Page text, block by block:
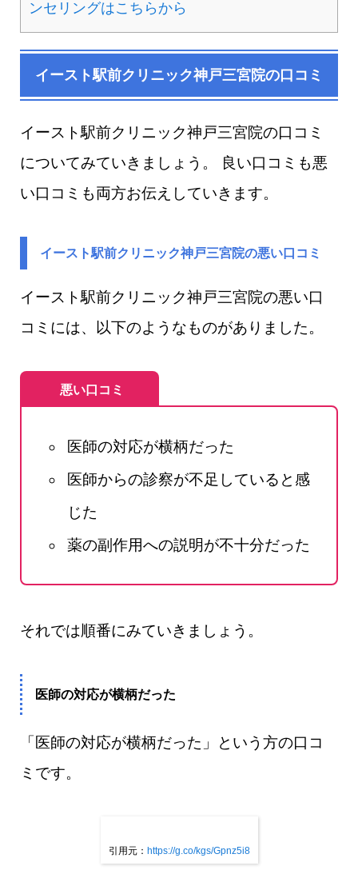
ンセリングはこちらから
イースト駅前クリニック神戸三宮院の口コミ
イースト駅前クリニック神戸三宮院の口コミ
についてみていきましょう。 良い口コミも悪
い口コミも両方お伝えしていきます。
イースト駅前クリニック神戸三宮院の悪い口コミ
イースト駅前クリニック神戸三宮院​の悪い口
コミには、以下のようなものがありました。
悪い口コミ
医師の対応が横柄だった
医師からの診察が不足していると感
じた
薬の副作用への説明が不十分だった
それでは順番にみていきましょう。
医師の対応が横柄だった
「医師の対応が横柄だった」という方の口コ
ミです。
引用元： https://g.co/kgs/Gpnz5i8